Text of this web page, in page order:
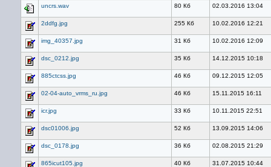
uncrs.wav 80 Кб 02.03.2016 13:04
2ddfg.jpg 255 Кб 10.02.2016 12:21
img_40357.jpg 31 Кб 10.02.2016 12:09
dsc_0212.jpg 35 Кб 14.12.2015 10:18
885ctcss.jpg 46 Кб 09.12.2015 12:05
02-04-auto_vrms_ru.jpg 46 Кб 15.11.2015 16:11
icr.jpg 33 Кб 10.11.2015 22:51
dsc01006.jpg 52 Кб 13.09.2015 14:06
dsc_0178.jpg 36 Кб 02.08.2015 21:29
865icut105.jpg 40 Кб 31.07.2015 10:44